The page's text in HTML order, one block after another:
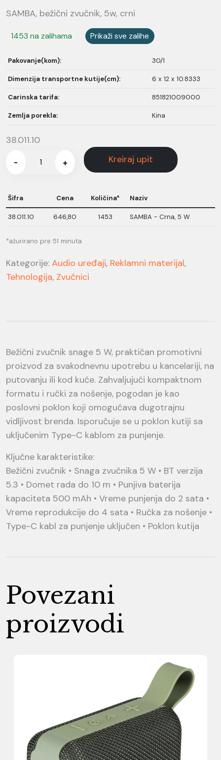
SAMBA, bežični zvučnik, 5w, crni
1453 na zalihama Prikaži sve zalihe
Pakovanje(kom): 30/1
Dimenzija transportne kutije(cm): 6 x 12 x 10.8333
Carinska tarifa: 851821009000
Zemlja porekla: Kina
38.011.10
- + Kreiraj upit
Šifra Cena Količina* Naziv
38.011.10 646,80 1453 SAMBA - Crna, 5 W
*ažurirano pre 51 minuta
Kategorije: Audio uređaji, Reklamni materijal,
Tehnologija, Zvučnici
Bežični zvučnik snage 5 W, praktičan promotivni
proizvod za svakodnevnu upotrebu u kancelariji, na
putovanju ili kod kuće. Zahvaljujući kompaktnom
formatu i ručki za nošenje, pogodan je kao
poslovni poklon koji omogućava dugotrajnu
vidljivost brenda. Isporučuje se u poklon kutiji sa
uključenim Type-C kablom za punjenje.
Ključne karakteristike:
Bežični zvučnik • Snaga zvučnika 5 W • BT verzija
5.3 • Domet rada do 10 m • Punjiva baterija
kapaciteta 500 mAh • Vreme punjenja do 2 sata •
Vreme reprodukcije do 4 sata • Ručka za nošenje •
Type-C kabl za punjenje uključen • Poklon kutija
Povezani
proizvodi